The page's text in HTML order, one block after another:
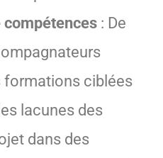
: De
formations ciblées
lacunes des
dans des